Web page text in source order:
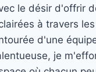
le désir d'offrir
à travers
d'une
je